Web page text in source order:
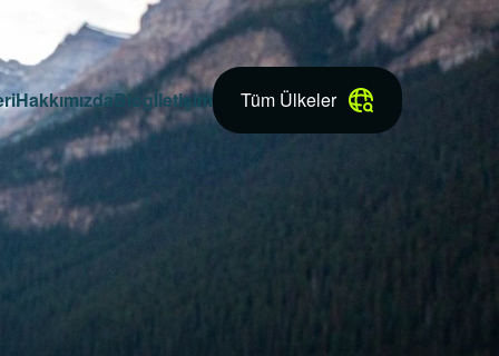
HakkımızdaBlogİletişim Tüm Ülkeler